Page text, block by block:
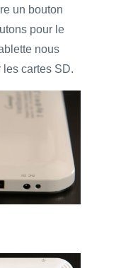
un bouton
pour le
nous
cartes SD.